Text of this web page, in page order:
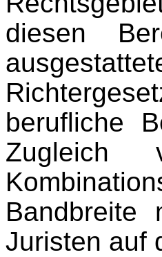
diesen
berufliche
Zugleich
Bandbreite
Juristen auf